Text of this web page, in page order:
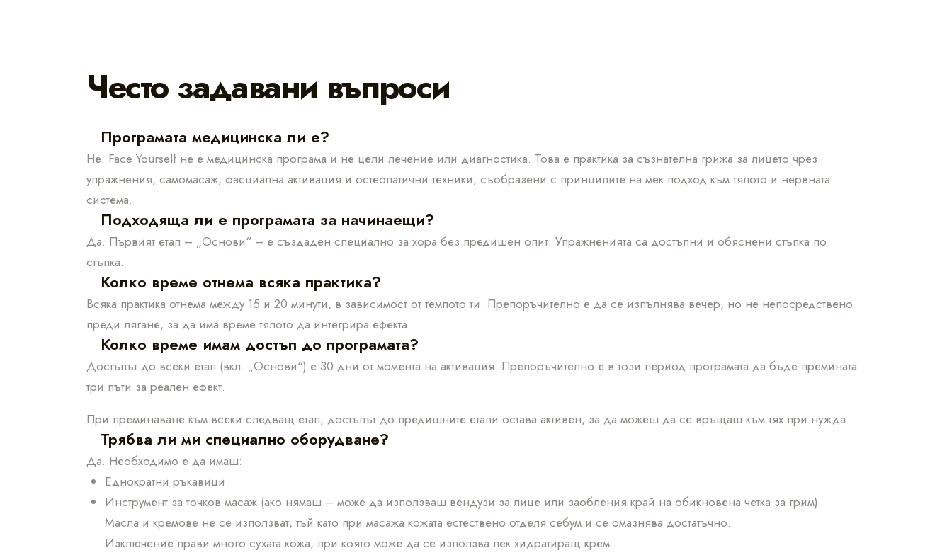
Често задавани въпроси
Програмата медицинска ли е?
Не. Face Yourself не е медицинска програма и не цели лечение или диагностика. Това е практика за съзнателна грижа за лицето чрез
упражнения, самомасаж, фасциална активация и остеопатични техники, съобразени с принципите на мек подход към тялото и нервната
система.
Подходяща ли е програмата за начинаещи?
Да. Първият етап – „Основи“ – е създаден специално за хора без предишен опит. Упражненията са достъпни и обяснени стъпка по
стъпка.
Колко време отнема всяка практика?
Всяка практика отнема между 15 и 20 минути, в зависимост от темпото ти. Препоръчително е да се изпълнява вечер, но не непосредствено
преди лягане, за да има време тялото да интегрира ефекта.
Колко време имам достъп до програмата?
Достъпът до всеки етап (вкл. „Основи“) е 30 дни от момента на активация. Препоръчително е в този период програмата да бъде премината
три пъти за реален ефект.
При преминаване към всеки следващ етап, достъпът до предишните етапи остава активен, за да можеш да се връщаш към тях при нужда.
Трябва ли ми специално оборудване?
Да. Необходимо е да имаш:
Еднократни ръкавици
Инструмент за точков масаж (ако нямаш – може да използваш вендузи за лице или заобления край на обикновена четка за грим)
Масла и кремове не се използват, тъй като при масажа кожата естествено отделя себум и се омазнява достатъчно.
Изключение прави много сухата кожа, при която може да се използва лек хидратиращ крем.